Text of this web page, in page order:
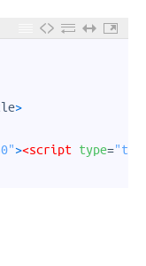
>
><script type=